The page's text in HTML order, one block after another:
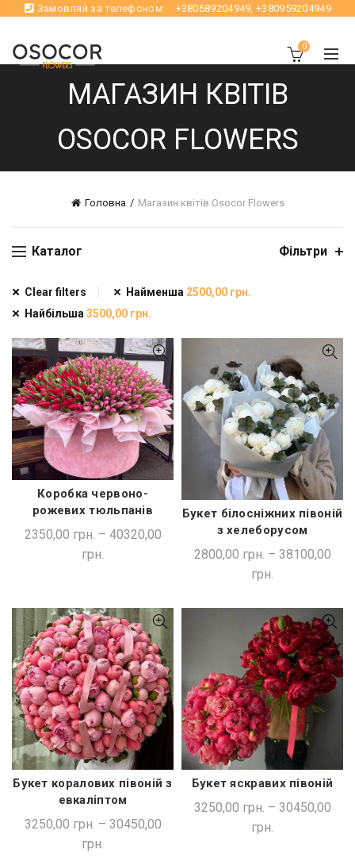
Замовляй за телефоном: +380689204949,+380959204949
0
МАГАЗИН КВІТІВ
OSOCOR FLOWERS
Головна Магазин квітів Osocor Flowers
Каталог Фільтри
Clear filters Найменша 2500,00 грн.
Найбільша 3500,00 грн.
ШВИДКА ПОКУПКА
Коробка червоно-
рожевих тюльпанів
2350,00 грн. – 40320,00
грн.
ШВИДКА ПОКУПКА
Букет білосніжних півоній
з хелеборусом
2800,00 грн. – 38100,00
грн.
ШВИДКА ПОКУПКА
Букет коралових півоній з
евкаліптом
3250,00 грн. – 30450,00
грн.
ШВИДКА ПОКУПКА
Букет яскравих півоній
3250,00 грн. – 30450,00
грн.